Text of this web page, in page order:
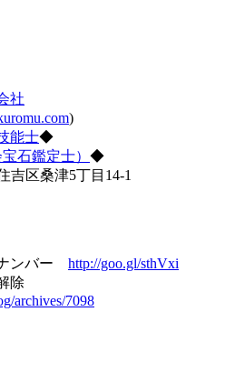
社
)
能士◆
石鑑定士） ◆
吉区桑津5丁目14-1
ンバー http://goo.gl/sthVxi
除
archives/7098